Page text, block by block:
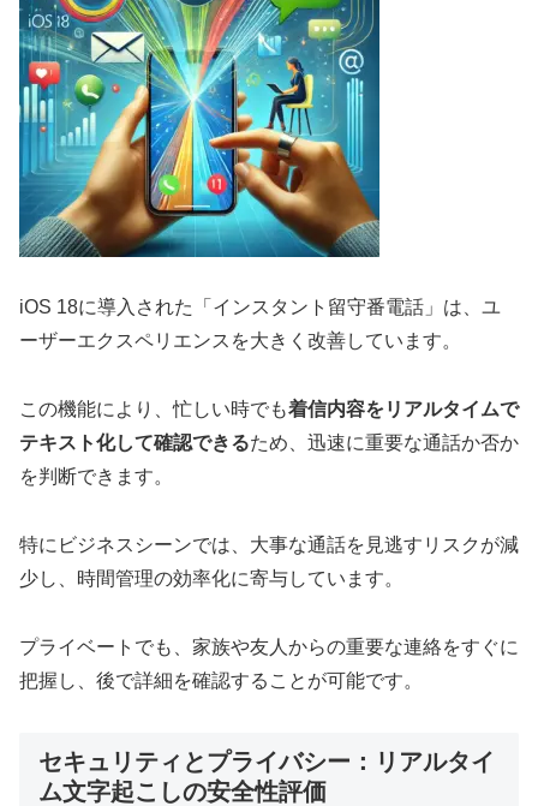
iOS 18に導入された「インスタント留守番電話」は、ユ
ーザーエクスペリエンスを大きく改善しています。
この機能により、忙しい時でも着信内容をリアルタイムで
テキスト化して確認できるため、迅速に重要な通話か否か
を判断できます。
特にビジネスシーンでは、大事な通話を見逃すリスクが減
少し、時間管理の効率化に寄与しています。
プライベートでも、家族や友人からの重要な連絡をすぐに
把握し、後で詳細を確認することが可能です。
セキュリティとプライバシー：リアルタイ
ム文字起こしの安全性評価